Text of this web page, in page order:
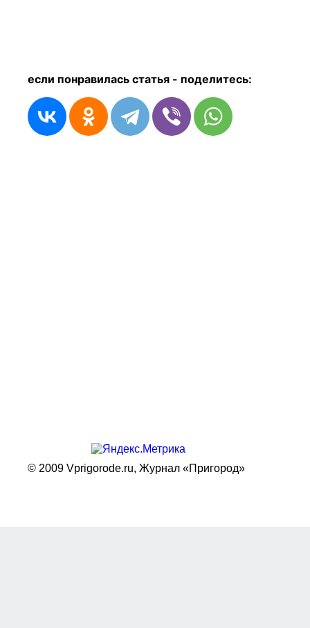
если понравилась статья - поделитесь:
© 2009 Vprigorode.ru, Журнал «Пригород»